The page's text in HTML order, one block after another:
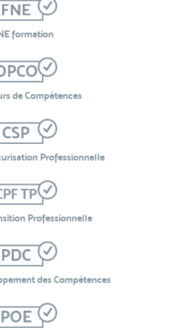
formation
de Compétences
Professionnelle
Professionnelle
des Compétences